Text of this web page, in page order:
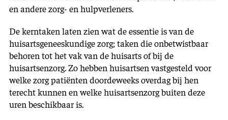
en andere zorg- en hulpverleners.
De kerntaken laten zien wat de essentie is van de
huisartsgeneeskundige zorg; taken die onbetwistbaar
behoren tot het vak van de huisarts of bij de
huisartsenzorg. Zo hebben huisartsen vastgesteld voor
welke zorg patiënten doordeweeks overdag bij hen
terecht kunnen en welke huisartsenzorg buiten deze
uren beschikbaar is.